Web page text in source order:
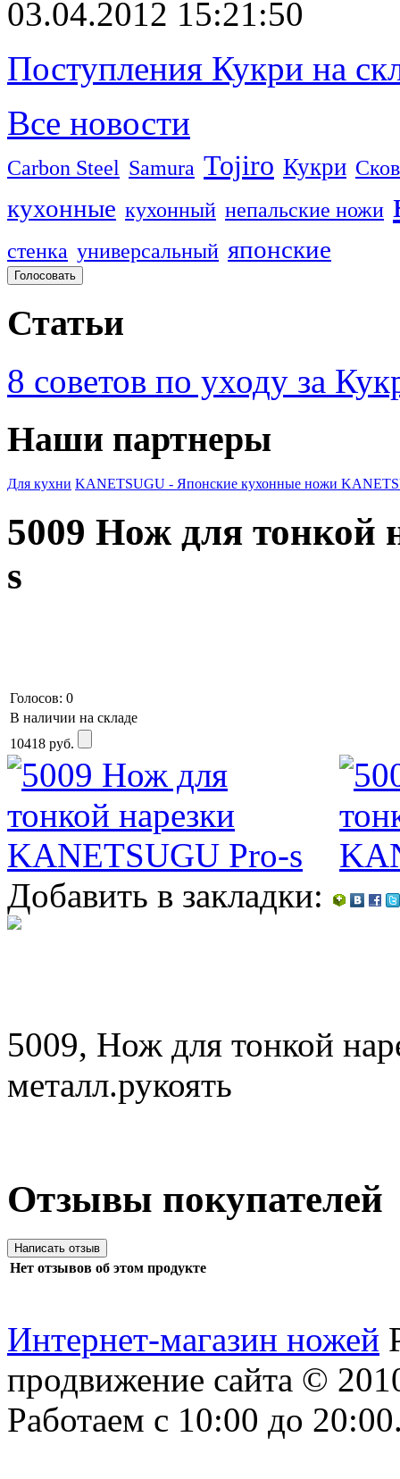
03.04.2012 15:21:50
Поступления Кукри на
Все новости
Carbon Steel Samura Tojiro Кукри
кухонные кухонный непальские ножи
стенка универсальный японские
Статьи
8 советов по уходу за
Наши партнеры
Для кухни KANETSUGU - Японские кухонные ножи
5009 Нож для тонкой
s
Голосов: 0
В наличии на складе
10418 руб.
Добавить в закладки:
5009, Нож для тонкой
металл.рукоять
Отзывы покупателей
Нет отзывов об этом продукте
Интернет-магазин ножей
продвижение сайта ©
Работаем с 10:00 до